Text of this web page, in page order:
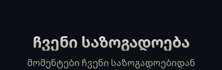
ჩვენი საზოგადოება
მომენტები ჩვენი საზოგადოებიდან